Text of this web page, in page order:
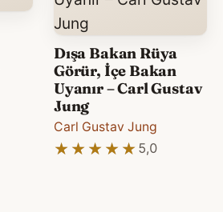
Dışa Bakan Rüya
Görür, İçe Bakan
Uyanır – Carl Gustav
Jung
Carl Gustav Jung
★★★★★
★★★★★ 5,0